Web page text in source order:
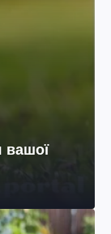
вашої